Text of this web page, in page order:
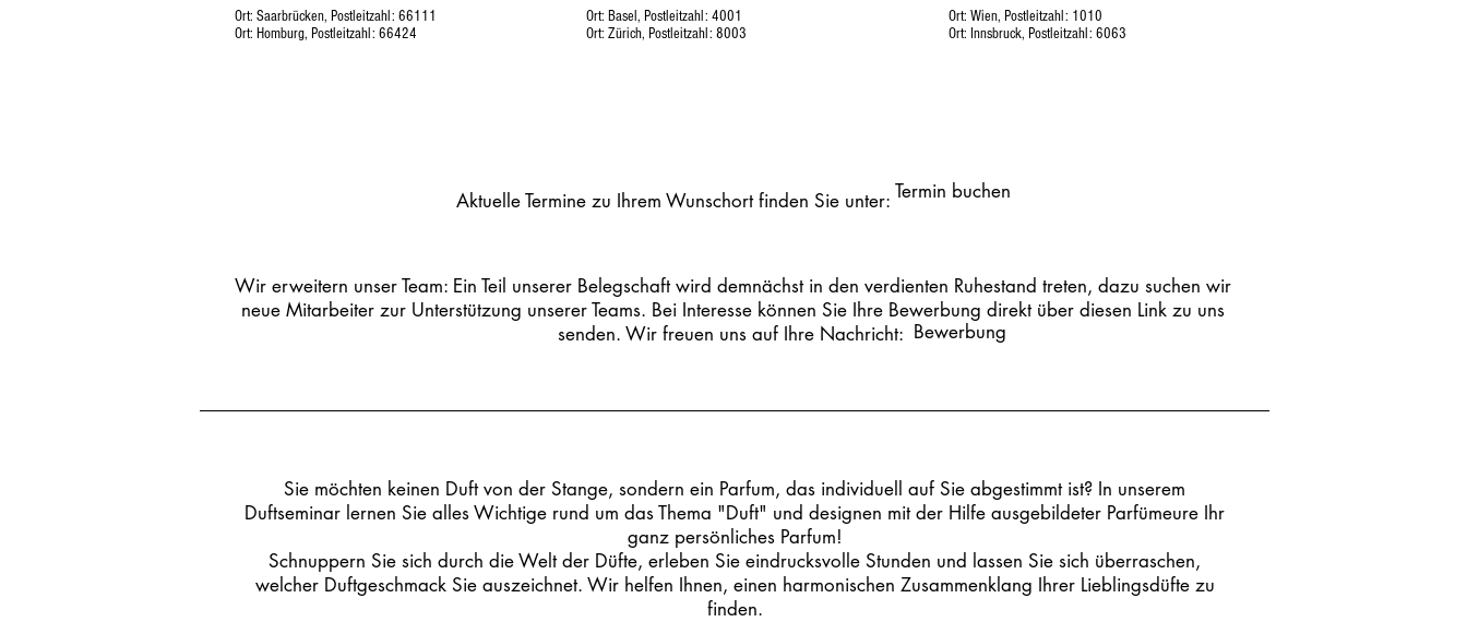
Ort: Saarbrücken, Postleitzahl: 66111
Ort: Homburg, Postleitzahl: 66424
Ort: Basel, Postleitzahl: 4001
Ort: Zürich, Postleitzahl: 8003
Ort: Wien, Postleitzahl: 1010
Ort: Innsbruck, Postleitzahl: 6063
Aktuelle Termine zu Ihrem Wunschort finden Sie unter: Termin buchen
Termin buchen
Wir erweitern unser Team: Ein Teil unserer Belegschaft wird demnächst in den verdienten Ruhestand treten, dazu suchen wir
neue Mitarbeiter zur Unterstützung unserer Teams. Bei Interesse können Sie Ihre Bewerbung direkt über diesen Link zu uns
senden. Wir freuen uns auf Ihre Nachricht: Bewerbung
Sie möchten keinen Duft von der Stange, sondern ein Parfum, das individuell auf Sie abgestimmt ist? In unserem
Duftseminar lernen Sie alles Wichtige rund um das Thema "Duft" und designen mit der Hilfe ausgebildeter Parfümeure Ihr
ganz persönliches Parfum!
Schnuppern Sie sich durch die Welt der Düfte, erleben Sie eindrucksvolle Stunden und lassen Sie sich überraschen,
welcher Duftgeschmack Sie auszeichnet. Wir helfen Ihnen, einen harmonischen Zusammenklang Ihrer Lieblingsdüfte zu
finden.